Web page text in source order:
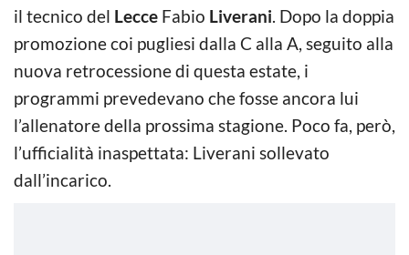
il tecnico del Lecce Fabio Liverani. Dopo la doppia
promozione coi pugliesi dalla C alla A, seguito alla
nuova retrocessione di questa estate, i
programmi prevedevano che fosse ancora lui
l’allenatore della prossima stagione. Poco fa, però,
l’ufficialità inaspettata: Liverani sollevato
dall’incarico.